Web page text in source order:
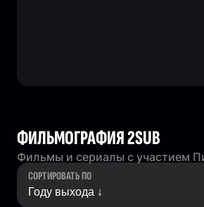
ФИЛЬМОГРАФИЯ 2SUB
Фильмы и сериалы с участием
СОРТИРОВАТЬ ПО